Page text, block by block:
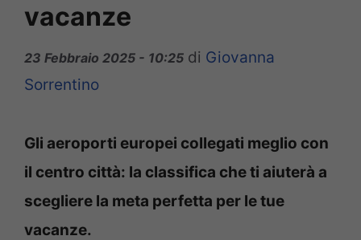
vacanze
23 Febbraio 2025 - 10:25 di Giovanna
Sorrentino
Gli aeroporti europei collegati meglio con
il centro città: la classifica che ti aiuterà a
scegliere la meta perfetta per le tue
vacanze.